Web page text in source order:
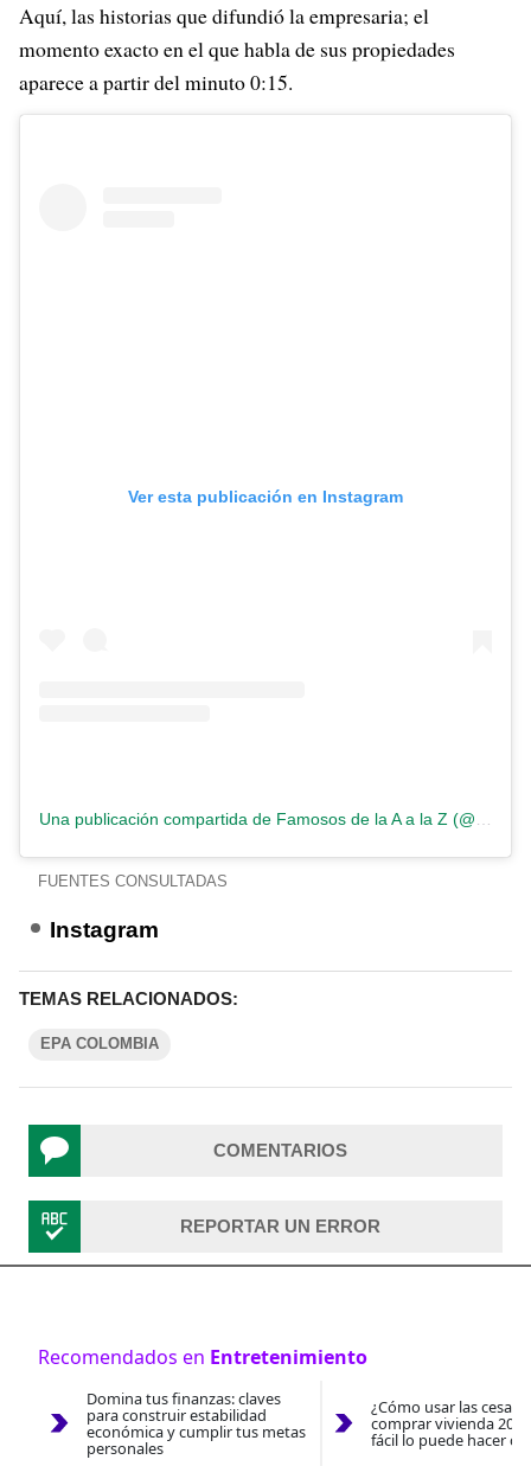
Aquí, las historias que difundió la empresaria; el
momento exacto en el que habla de sus propiedades
aparece a partir del minuto 0:15.
Ver esta publicación en Instagram
FUENTES CONSULTADAS
Instagram
TEMAS RELACIONADOS:
EPA COLOMBIA
COMENTARIOS
REPORTAR UN ERROR
Recomendados en Entretenimiento
Domina tus finanzas: claves
para construir estabilidad
económica y cumplir tus metas
personales
¿Cómo usar las
comprar vivienda
fácil lo puede hacer